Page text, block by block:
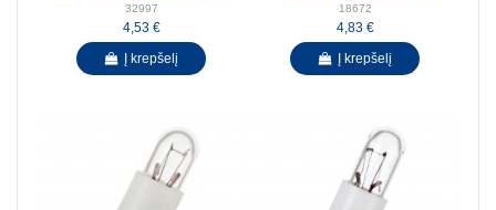
32997
4,53 €
Į krepšelį
18672
4,83 €
Į krepšelį